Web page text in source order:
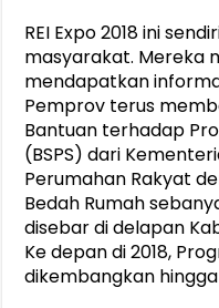
REI Expo 2018 ini
masyarakat. Mereka
mendapatkan
Pemprov terus
Bantuan terhadap
(BSPS) dari
Perumahan Rakyat
Bedah Rumah
disebar di delapan
Ke depan di 2018,
dikembangkan hingga